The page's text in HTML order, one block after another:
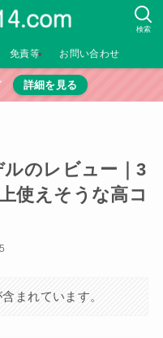
検索
免責等 お問い合わせ
詳細を見る
のレビュー｜3
使えそうな高コ
まれています。